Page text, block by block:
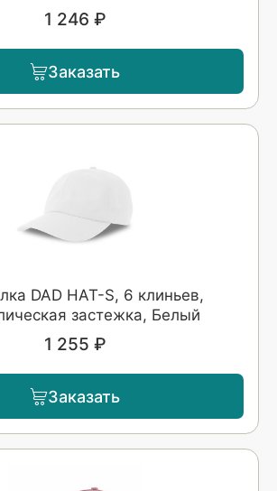
1 246 ₽
Заказать
DAD HAT-S, 6 клиньев,
застежка, Белый
1 255 ₽
Заказать